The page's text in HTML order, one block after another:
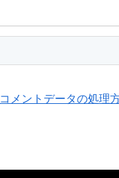
コメントデータの処理